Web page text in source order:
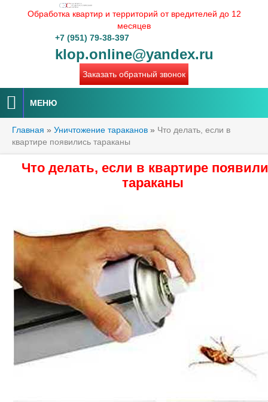
Обработка квартир и территорий от вредителей до 12
месяцев
+7 (951) 79-38-397
klop.online@yandex.ru
Заказать обратный звонок
МЕНЮ
Главная » Уничтожение тараканов » Что делать, если в
квартире появились тараканы
Что делать, если в квартире
тараканы